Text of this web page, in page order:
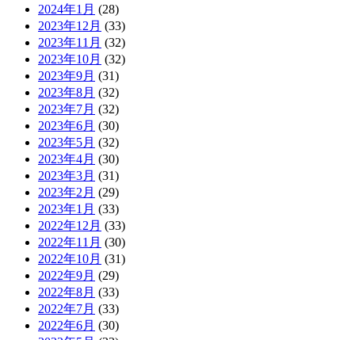
2024年1月 (28)
2023年12月 (33)
2023年11月 (32)
2023年10月 (32)
2023年9月 (31)
2023年8月 (32)
2023年7月 (32)
2023年6月 (30)
2023年5月 (32)
2023年4月 (30)
2023年3月 (31)
2023年2月 (29)
2023年1月 (33)
2022年12月 (33)
2022年11月 (30)
2022年10月 (31)
2022年9月 (29)
2022年8月 (33)
2022年7月 (33)
2022年6月 (30)